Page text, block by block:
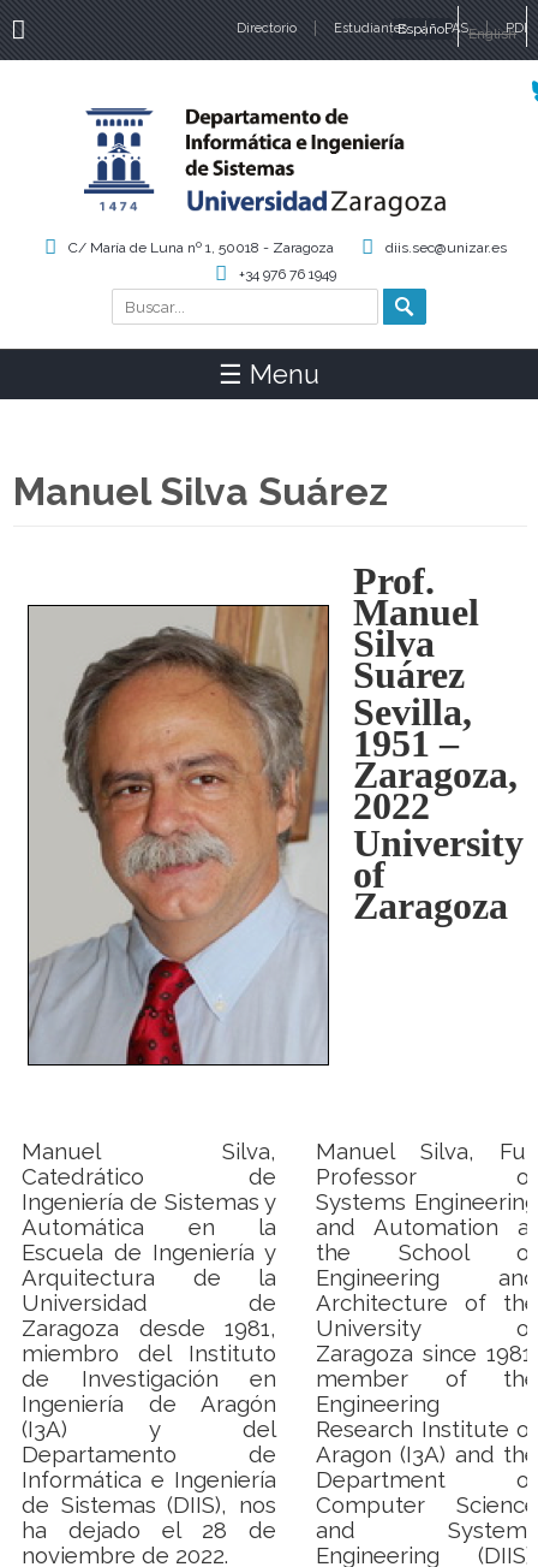
Directorio Estudiantes PAS PDI
Idiomas
Español English
Formulario de búsqueda
Buscar
C/ María de Luna nº 1, 50018 - Zaragoza
diis.sec@unizar.es
+34 976 76 1949
☰ Menu
Manuel Silva Suárez
Prof.
Manuel
Silva
Suárez
Sevilla,
1951 –
Zaragoza,
2022
University
of
Zaragoza
Manuel Silva,
Catedrático de
Ingeniería de Sistemas y
Automática en la
Escuela de Ingeniería y
Arquitectura de la
Universidad de
Zaragoza desde 1981,
miembro del Instituto
de Investigación en
Ingeniería de Aragón
(I3A) y del
Departamento de
Informática e Ingeniería
de Sistemas (DIIS), nos
ha dejado el 28 de
noviembre de 2022.
Manuel Silva, Full
Professor of
Systems Engineering
and Automation at
the School of
Engineering and
Architecture of the
University of
Zaragoza since 1981,
member of the
Engineering
Research Institute of
Aragon (I3A) and the
Department of
Computer Science
and Systems
Engineering (DIIS),